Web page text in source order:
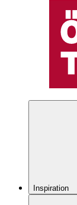
Inspiration